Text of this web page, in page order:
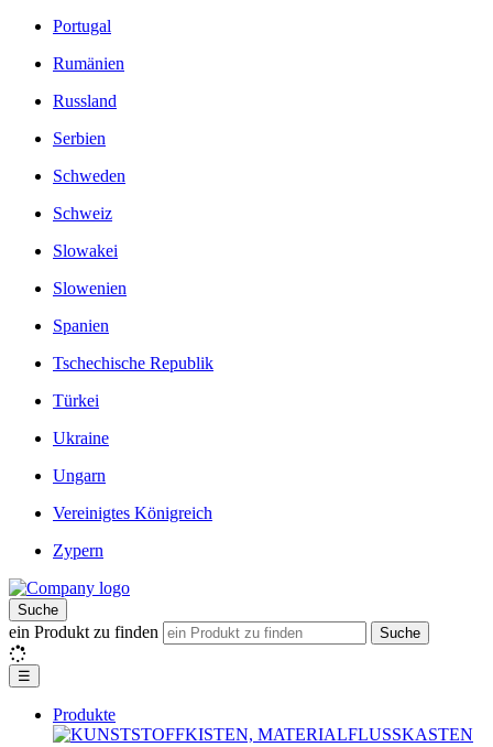
Portugal
Rumänien
Russland
Serbien
Schweden
Schweiz
Slowakei
Slowenien
Spanien
Tschechische Republik
Türkei
Ukraine
Ungarn
Vereinigtes Königreich
Zypern
Suche
ein Produkt zu finden Suche
☰
Produkte